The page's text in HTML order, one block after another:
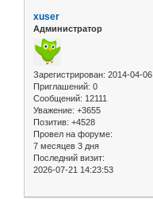
xuser
Администратор
Зарегистрирован: 2014-04-06
Приглашений: 0
Сообщений: 12111
Уважение: +3655
Позитив: +4528
Провел на форуме:
7 месяцев 3 дня
Последний визит:
2026-07-21 14:23:53